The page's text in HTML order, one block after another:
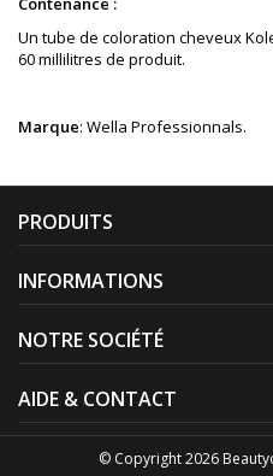
Un tube de coloration cheveux
60 millilitres de produit.
Marque: Wella Professionnals.
PRODUITS
INFORMATIONS
NOTRE SOCIÉTÉ
AIDE & CONTACT
© Copyright 2026